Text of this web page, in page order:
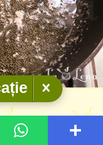
i transferați în